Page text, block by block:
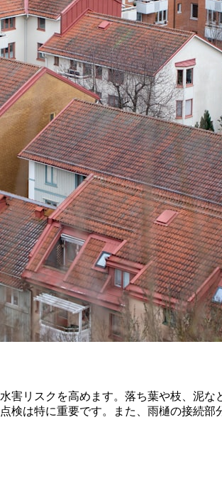
害リスクを高めます。落ち葉や枝、泥
検は特に重要です。また、雨樋の接続